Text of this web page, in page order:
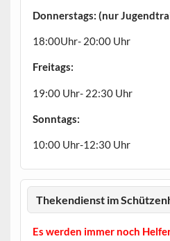
Donnerstags: (nur
18:00Uhr- 20:00 Uhr
Freitags:
19:00 Uhr- 22:30 Uhr
Sonntags:
10:00 Uhr-12:30 Uhr
Thekendienst im
Es werden immer noch